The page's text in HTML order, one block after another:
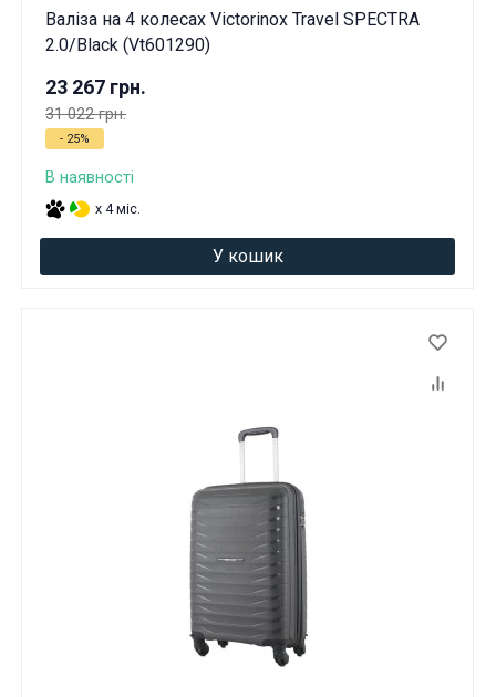
Валіза на 4 колесах Victorinox Travel SPECTRA
2.0/Black (Vt601290)
23 267 грн.
31 022 грн.
- 25%
В наявності
x 4 міс.
У кошик